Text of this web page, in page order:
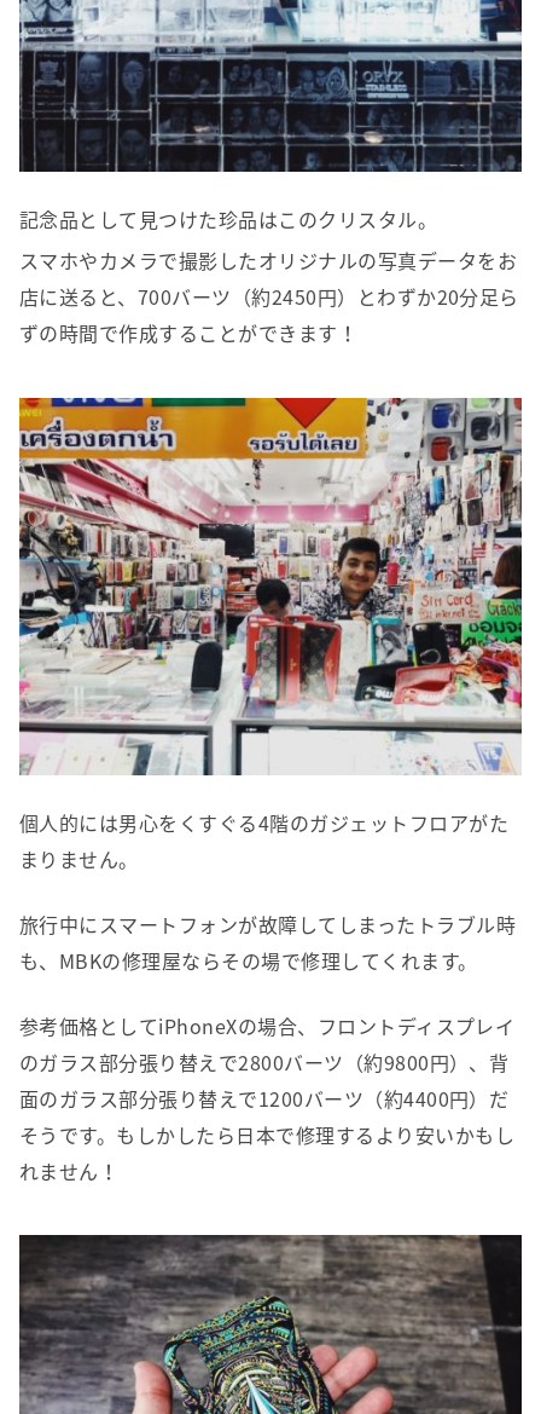
記念品として見つけた珍品はこのクリスタル。
スマホやカメラで撮影したオリジナルの写真データをお
店に送ると、700バーツ（約2450円）とわずか20分足ら
ずの時間で作成することができます！
個人的には男心をくすぐる4階のガジェットフロアがた
まりません。
旅行中にスマートフォンが故障してしまったトラブル時
も、MBKの修理屋ならその場で修理してくれます。
参考価格としてiPhoneXの場合、フロントディスプレイ
のガラス部分張り替えで2800バーツ（約9800円）、背
面のガラス部分張り替えで1200バーツ（約4400円）だ
そうです。もしかしたら日本で修理するより安いかもし
れません！